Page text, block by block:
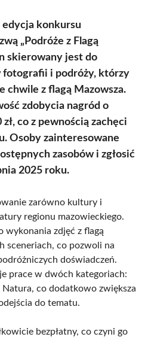
edycja konkursu
„Podróże z Flagą
skierowany jest do
fotografii i podróży, którzy
chwile z flagą Mazowsza.
zdobycia nagród o
co z pewnością zachęci
Osoby zainteresowane
zasobów i zgłosić
2025 roku.
zarówno kultury i
regionu mazowieckiego.
wykonania zdjęć z flagą
sceneriach, co pozwoli na
doświadczeń.
prace w dwóch kategoriach:
co dodatkowo zwiększa
do tematu.
bezpłatny, co czyni go